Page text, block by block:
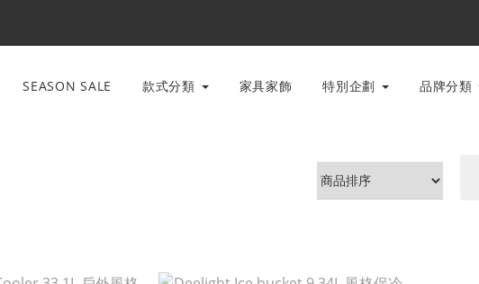
SEASON SALE 款式分類 家具家飾 特別企劃 品牌分類